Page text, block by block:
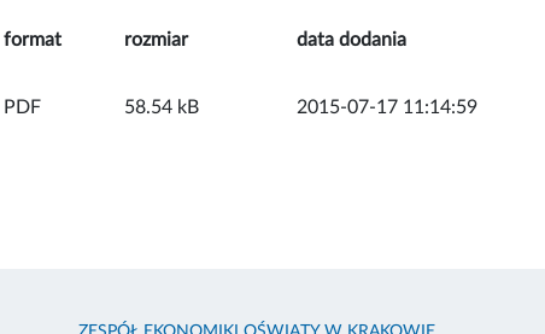
format rozmiar data dodania
PDF 58.54 kB 2015-07-17 11:14:59